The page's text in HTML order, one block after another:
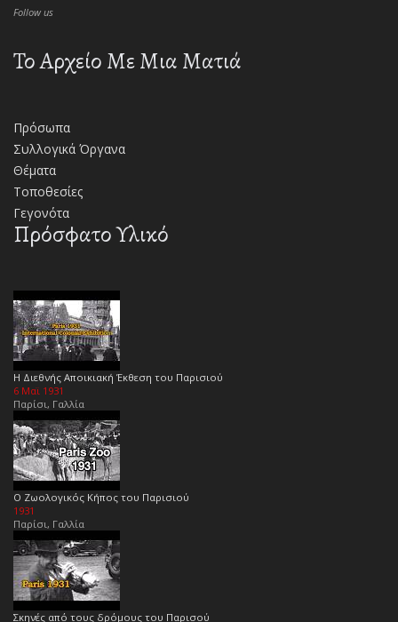
Follow us
Το Αρχείο Με Μια Ματιά
Πρόσωπα
Συλλογικά Όργανα
Θέματα
Τοποθεσίες
Γεγονότα
Πρόσφατο Υλικό
Η Διεθνής Αποικιακή Έκθεση του Παρισιού
6 Μαϊ 1931
Παρίσι, Γαλλία
Ο Ζωολογικός Κήπος του Παρισιού
1931
Παρίσι, Γαλλία
Σκηνές από τους δρόμους του Παρισού